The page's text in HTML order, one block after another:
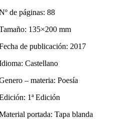
de páginas: 88
135×200 mm
de publicación: 2017
Castellano
– materia: Poesía
1ª Edición
portada: Tapa blanda